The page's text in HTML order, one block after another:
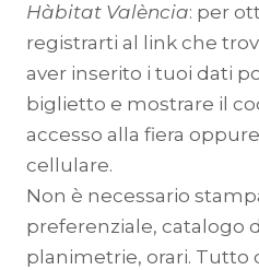
Hàbitat València: per
registrarti al link che
aver inserito i tuoi dati
biglietto e mostrare il
accesso alla fiera
cellulare.
Non è necessario
preferenziale, catalogo
planimetrie, orari. Tutto